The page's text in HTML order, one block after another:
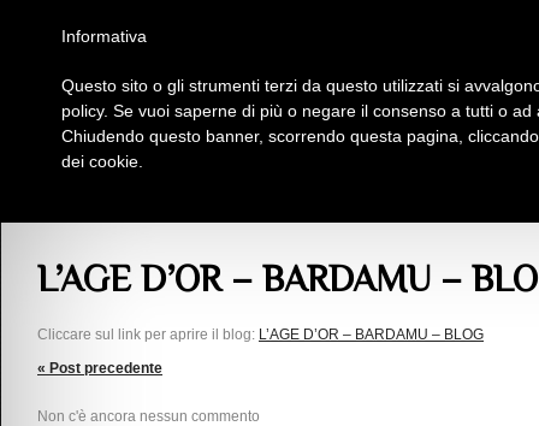
Insieme Per La Cultura
L’AGE D’OR – BARDAMU –
Cliccare sul link per aprire il blog: L’AGE D’OR – BARDAMU – BLOG
« Post precedente
Non c'è ancora nessun commento
Informativa
Questo sito o gli strumenti terzi da questo utilizzati si
policy. Se vuoi saperne di più o negare il consenso a tutti o
Chiudendo questo banner, scorrendo questa pagina,
dei cookie.